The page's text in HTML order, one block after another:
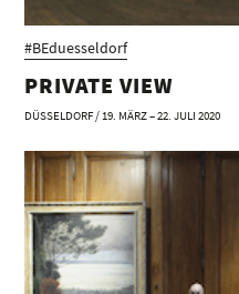
#BEduesseldorf
PRIVATE VIEW
DÜSSELDORF / 19. MÄRZ – 22. JULI 2020